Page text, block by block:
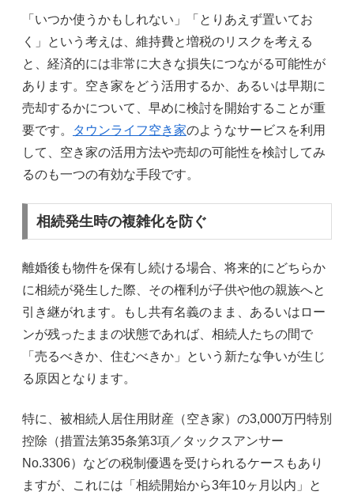
「いつか使うかもしれない」「とりあえず置いてお
く」という考えは、維持費と増税のリスクを考える
と、経済的には非常に大きな損失につながる可能性が
あります。空き家をどう活用するか、あるいは早期に
売却するかについて、早めに検討を開始することが重
要です。
タウンライフ空き家のようなサービスを利用
して、空き家の活用方法や売却の可能性を検討してみ
るのも一つの有効な手段です。
相続発生時の複雑化を防ぐ
離婚後も物件を保有し続ける場合、将来的にどちらか
に相続が発生した際、その権利が子供や他の親族へと
引き継がれます。もし共有名義のまま、あるいはロー
ンが残ったままの状態であれば、相続人たちの間で
「売るべきか、住むべきか」という新たな争いが生じ
る原因となります。
特に、被相続人居住用財産（空き家）の3,000万円特別
控除（措置法第35条第3項／タックスアンサー
No.3306）などの税制優遇を受けられるケースもあり
ますが、これには「相続開始から3年10ヶ月以内」と